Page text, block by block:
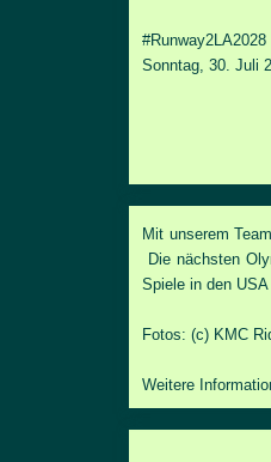
Sonntag, 30. Juli
Mit unserem
Die nächsten
Spiele in den
Fotos: (c) KMC
Weitere